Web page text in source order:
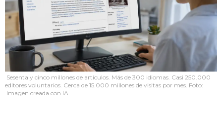
Sesenta y cinco millones de artículos. Más de 300 idiomas. Casi 250.000
editores voluntarios. Cerca de 15.000 millones de visitas por mes. Foto:
Imagen creada con IA